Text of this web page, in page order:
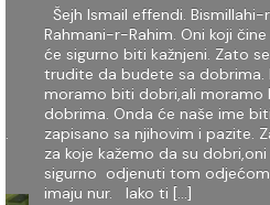
Šejh Ismail effendi. Bismillahi-r-
Rahmani-r-Rahim. Oni koji čine
će sigurno biti kažnjeni. Zato se
trudite da budete sa dobrima. Ne
moramo biti dobri,ali moramo biti
dobrima. Onda će naše ime biti
zapisano sa njihovim i pazite. Za
za koje kažemo da su dobri,oni su
sigurno odjenuti tom
imaju nur. Iako ti […]